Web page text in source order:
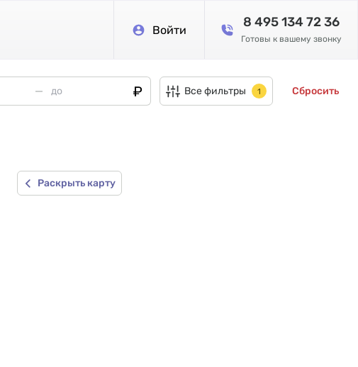
Войти
8 495 134 72 36
Готовы к вашему звонку
Все фильтры 1 Сбросить
Раскрыть карту